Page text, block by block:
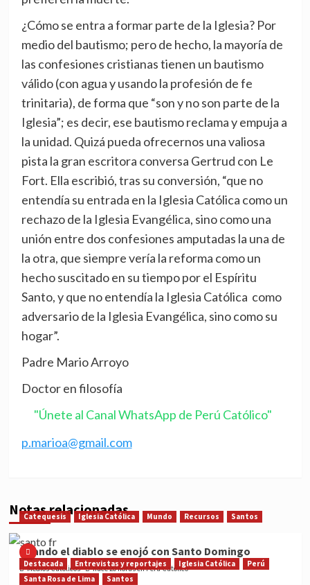
¿Cómo se entra a formar parte de la Iglesia? Por
medio del bautismo; pero de hecho, la mayoría de
las confesiones cristianas tienen un bautismo
válido (con agua y usando la profesión de fe
trinitaria), de forma que “son y no son parte de la
Iglesia”; es decir, ese bautismo reclama y empuja a
la unidad. Quizá pueda ofrecernos una valiosa
pista la gran escritora conversa Gertrud con Le
Fort. Ella escribió, tras su conversión, “que no
entendía su entrada en la Iglesia Católica como un
rechazo de la Iglesia Evangélica, sino como una
unión entre dos confesiones amputadas la una de
la otra, que siempre vería la reforma como un
hecho suscitado en su tiempo por el Espíritu
Santo, y que no entendía la Iglesia Católica como
adversario de la Iglesia Evangélica, sino como su
hogar”.
Padre Mario Arroyo
Doctor en filosofía
"Únete al Canal WhatsApp de Perú Católico"
p.marioa@gmail.com
Notas relacionadas
Catequesis Iglesia Católica Mundo Recursos Santos
Cuando el diablo se enojó con Santo Domingo
Medios Católicos hace 20 horas en Perú Católico
Destacada Entrevistas y reportajes Iglesia Católica
Perú
Santa Rosa de Lima
Santos